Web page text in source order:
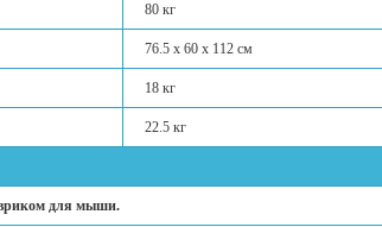
80 кг
76.5 х 60 х 112 см
18 кг
22.5 кг
для мыши.